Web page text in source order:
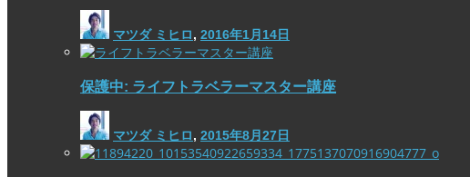
マツダ ミヒロ, 2016年1月14日
保護中: ライフトラベラーマスター講座
マツダ ミヒロ, 2015年8月27日